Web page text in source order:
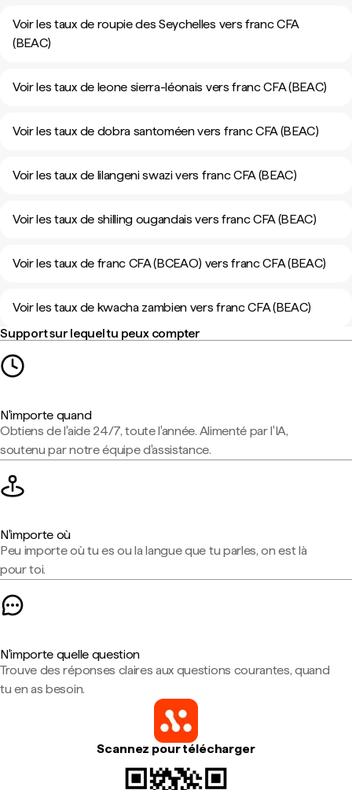
Voir les taux de roupie des Seychelles vers franc CFA
(BEAC)
Voir les taux de leone sierra-léonais vers franc CFA (BEAC)
Voir les taux de dobra santoméen vers franc CFA (BEAC)
Voir les taux de lilangeni swazi vers franc CFA (BEAC)
Voir les taux de shilling ougandais vers franc CFA (BEAC)
Voir les taux de franc CFA (BCEAO) vers franc CFA (BEAC)
Voir les taux de kwacha zambien vers franc CFA (BEAC)
Support sur lequel tu peux compter
N'importe quand
Obtiens de l'aide 24/7, toute l'année. Alimenté par l'IA,
soutenu par notre équipe d'assistance.
N'importe où
Peu importe où tu es ou la langue que tu parles, on est là
pour toi.
N'importe quelle question
Trouve des réponses claires aux questions courantes, quand
tu en as besoin.
Scannez pour télécharger